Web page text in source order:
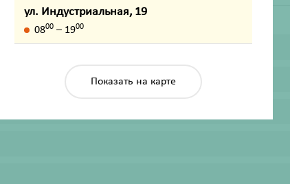
ул. Индустриальная, 19
0800 – 1900
Показать на карте